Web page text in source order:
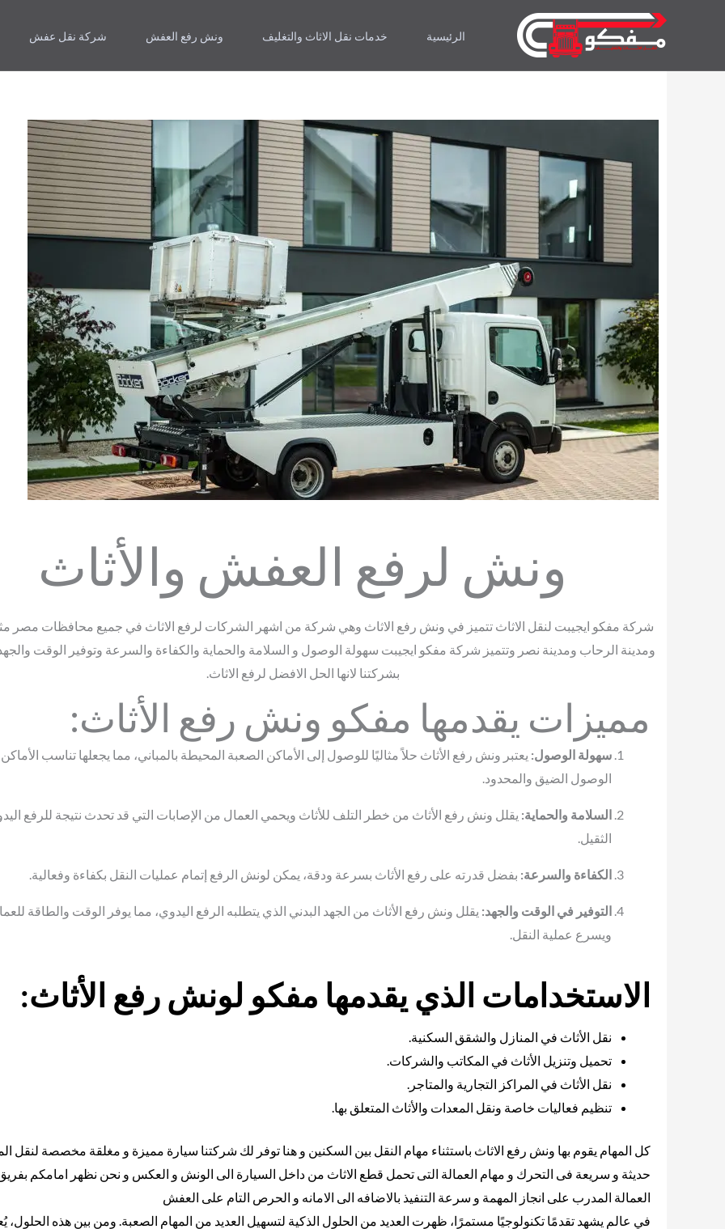
الرئيسية خدمات نقل الاثاث والتغليف ونش رفع العفش شركة نقل عفش
ونش لرفع العفش والأثاث
شركة مفكو ايجيبت لنقل الاثاث تتميز في ونش رفع الاثاث وهي شركة من اشهر الشركات لرفع الاثاث في جميع محافظات مصر
ومدينة الرحاب ومدينة نصر وتتميز شركة مفكو ايجيبت سهولة الوصول و السلامة والحماية والكفاءة والسرعة وتوفير الوقت
بشركتنا لانها الحل الافضل لرفع الاثاث.
مميزات يقدمها مفكو ونش رفع الأثاث:
سهولة الوصول: يعتبر ونش رفع الأثاث حلاً مثاليًا للوصول إلى الأماكن الصعبة المحيطة بالمباني، مما يجعلها تناسب
الوصول الضيق والمحدود.
السلامة والحماية: يقلل ونش رفع الأثاث من خطر التلف للأثاث ويحمي العمال من الإصابات التي قد تحدث نتيجة للرفع
الثقيل.
الكفاءة والسرعة: بفضل قدرته على رفع الأثاث بسرعة ودقة، يمكن لونش الرفع إتمام عمليات النقل بكفاءة وفعالية.
التوفير في الوقت والجهد: يقلل ونش رفع الأثاث من الجهد البدني الذي يتطلبه الرفع اليدوي، مما يوفر الوقت والطاقة
ويسرع عملية النقل.
الاستخدامات الذي يقدمها مفكو لونش رفع الأثاث:
نقل الأثاث في المنازل والشقق السكنية.
تحميل وتنزيل الأثاث في المكاتب والشركات.
نقل الأثاث في المراكز التجارية والمتاجر.
تنظيم فعاليات خاصة ونقل المعدات والأثاث المتعلق بها.
كل المهام يقوم بها ونش رفع الاثاث باستثناء مهام النقل بين السكنين و هنا توفر لك شركتنا سيارة مميزة و مغلقة مخصصة لنقل
حديثة و سريعة فى التحرك و مهام العمالة التى تحمل قطع الاثاث من داخل السيارة الى الونش و العكس و نحن نظهر امامكم
العمالة المدرب على انجاز المهمة و سرعة التنفيذ بالاضافه الى الامانه و الحرص التام على العفش
في عالم يشهد تقدمًا تكنولوجيًا مستمرًا، ظهرت العديد من الحلول الذكية لتسهيل العديد من المهام الصعبة. ومن بين هذه الحلول،